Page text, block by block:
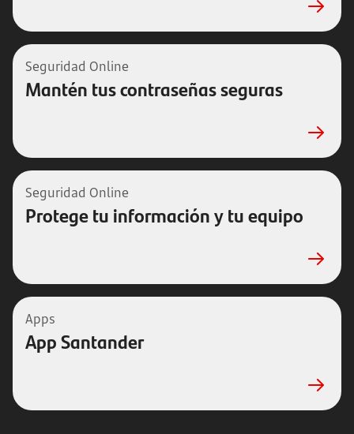
Seguridad Online
Mantén tus contraseñas seguras
Seguridad Online
Protege tu información y tu equipo
Apps
App Santander